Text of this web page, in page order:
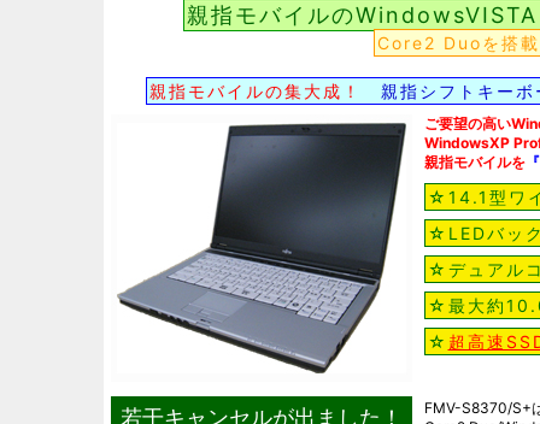
親指モバイルの
Core2 Duoを搭
親指モバイルの集大成！ 親指シフトキーボ
若干キャンセルが出ました！
ご要望の高い
WindowsXP
親指モバイルを
☆14.1型ワ
☆LEDバッ
☆デュアル
☆最大約
☆ 超高速
FMV-S8370/S+